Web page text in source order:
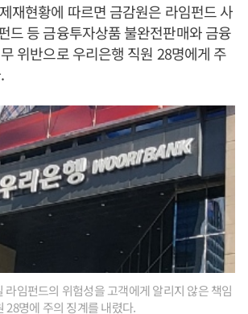
재현황에 따르면 금감원은 라임펀드 사
드 등 금융투자상품 불완전판매와 금융
위반으로 우리은행 직원 28명에게 주
임펀드의 위험성을 고객에게 알리지 않은 책임
28명에 주의 징계를 내렸다.